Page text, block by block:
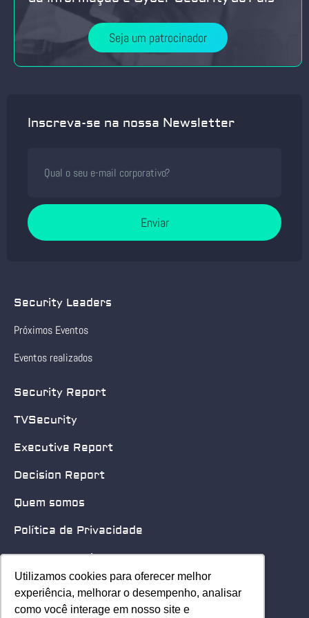
Utilizamos cookies para oferecer melhor
experiência, melhorar o desempenho, analisar
como você interage em nosso site e
Utilizamos cookies para oferecer melhor
experiência, melhorar o desempenho, analisar
como você interage em nosso site e
Seja um patrocinador
Inscreva-se na nossa Newsletter
Enviar
Security Leaders
Próximos Eventos
Eventos realizados
Security Report
TVSecurity
Executive Report
Decision Report
Quem somos
Política de Privacidade
Quero patrocinar
Contato
Home